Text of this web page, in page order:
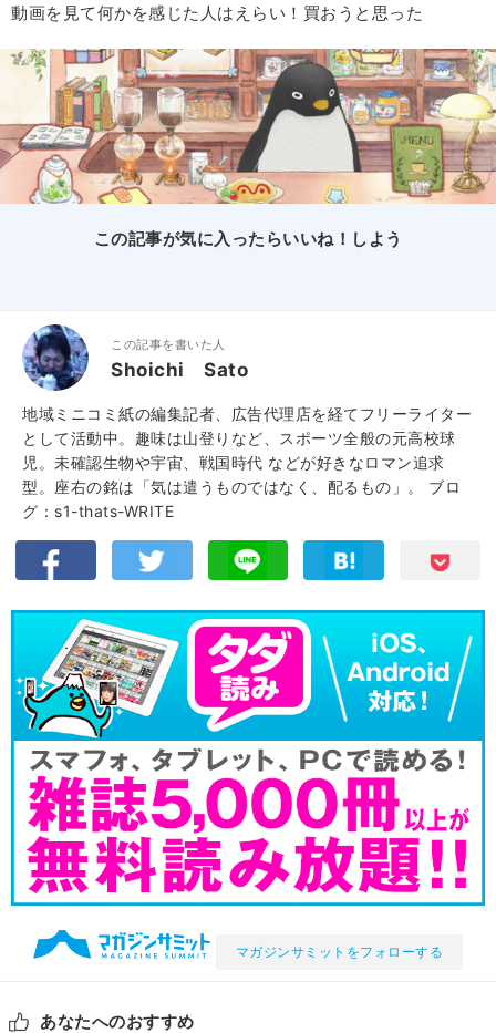
動画を見て何かを感じた人はえらい！買おうと思った
この記事が気に入ったらいいね！しよう
この記事を書いた人
Shoichi Sato
地域ミニコミ紙の編集記者、広告代理店を経てフリーライター
として活動中。趣味は山登りなど、スポーツ全般の元高校球
児。未確認生物や宇宙、戦国時代 などが好きなロマン追求
型。座右の銘は「気は遣うものではなく、配るもの」。 ブロ
グ：s1-thats-WRITE
マガジンサミットをフォローする
あなたへのおすすめ